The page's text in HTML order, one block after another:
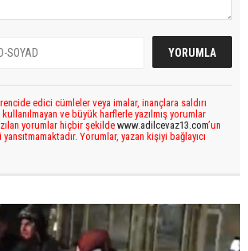
edici cümleler veya imalar, inançlara saldırı
ve büyük harflerle yazılmış yorumlar
yorumlar hiçbir şekilde www.adilcevaz13.com’un
Yorumlar, yazan kişiyi bağlayıcı